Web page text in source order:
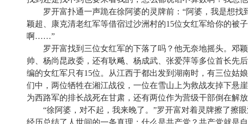
罗开富扑通一声跪在徐阿婆的灵牌前： “阿婆，我是想找
颖超、康克清老红军等借宿过沙洲村的15位女红军给你的被
啊……”
罗开富找到三位女红军的下落了吗？他无奈地摇头。邓
帅、杨尚昆政委，还有耿飚、杨成武、张爱萍等多位首长先
编的女红军只有15位。从江西于都出发到湖南时，有三位姑
们中，两位牺牲在湘江战役，一位在雪山上为救战友掉下悬
为西路军的排长战死在甘肃，还有两位作为营级干部倒在解
“徐阿婆，对不起，我来晚了。”罗开富对着灵牌擦了擦
经历总结了人世间的一条真理：什么是共产党？共产党就是